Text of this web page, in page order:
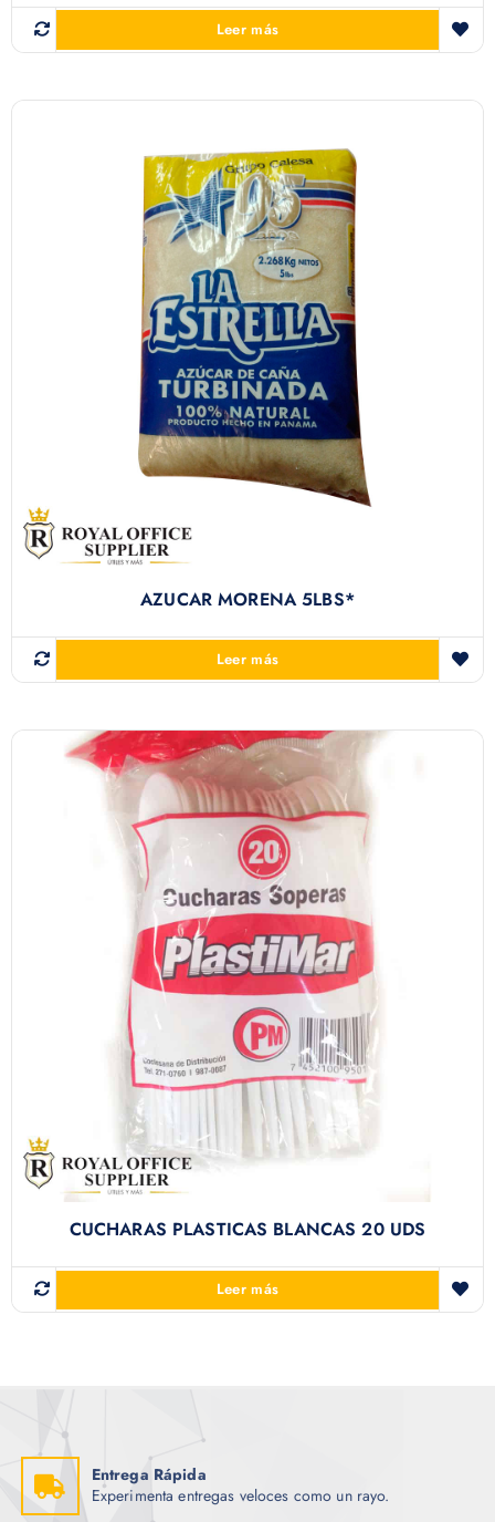
Leer más
AZUCAR MORENA 5LBS*
Leer más
CUCHARAS PLASTICAS BLANCAS 20 UDS
Leer más
Entrega Rápida
Experimenta entregas veloces como un rayo.